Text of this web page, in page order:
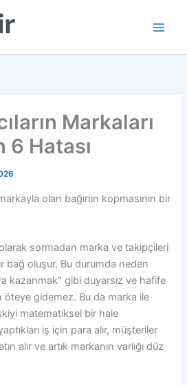
Markaları
6 Hatası
olan bağının kopmasının bir
sormadan marka ve takipçileri
bağ oluşur. Bu durumda neden
kazanmak” gibi duyarsız ve hafife
öteye gidemez. Bu da marka ile
matematiksel bir hale
iş için para alır, müşteriler
alır ve artık markanın varlığı düz